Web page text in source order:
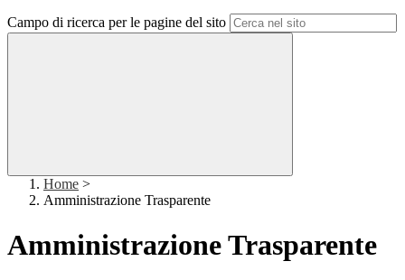
Campo di ricerca per le pagine del sito
Home >
Amministrazione Trasparente
Amministrazione Trasparente